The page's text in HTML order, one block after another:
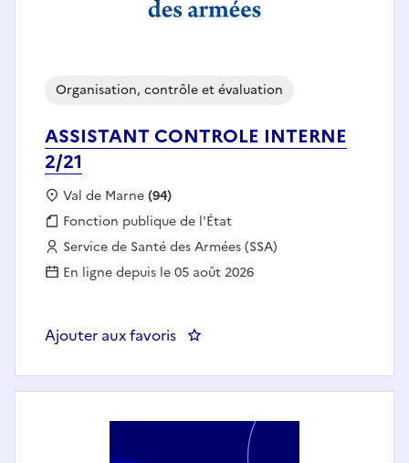
ASSISTANT CONTROLE INTERNE
2/21
Organisation, contrôle et évaluation
Localisation :
Val de Marne(94)
Fonction publique :
Fonction publique de l'État
Employeur :
Service de Santé des Armées (SSA)
En ligne depuis le 05 août 2026
Ajouter aux favoris : ASSISTANT CONTROLE